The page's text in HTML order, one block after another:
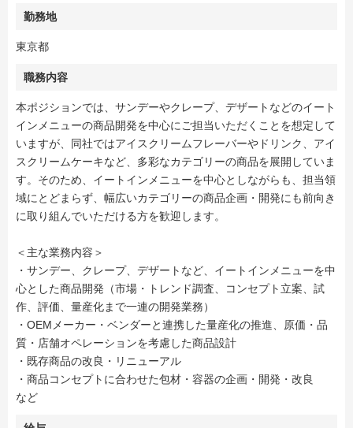
勤務地
東京都
職務内容
本ポジションでは、サンデーやクレープ、デザートなどのイート
インメニューの商品開発を中心にご担当いただくことを想定して
いますが、同社ではアイスクリームフレーバーやドリンク、アイ
スクリームケーキなど、多彩なカテゴリーの商品を展開していま
す。そのため、イートインメニューを中心としながらも、担当領
域にとどまらず、幅広いカテゴリーの商品企画・開発にも前向き
に取り組んでいただける方を歓迎します。
＜主な業務内容＞
・サンデー、クレープ、デザートなど、イートインメニューを中
心とした商品開発（市場・トレンド調査、コンセプト立案、試
作、評価、量産化まで一連の開発業務）
・OEMメーカー・ベンダーと連携した量産化の推進、原価・品
質・店舗オペレーションを考慮した商品設計
・既存商品の改良・リニューアル
・商品コンセプトに合わせた包材・容器の企画・開発・改良
など